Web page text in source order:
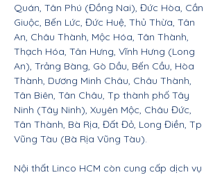
Quán, Tân Phú (Đồng Nai), Đức Hòa, Cần
Giuộc, Bến Lức, Đức Huệ, Thủ Thừa, Tân
An, Châu Thành, Mộc Hóa, Tân Thành,
Thạch Hóa, Tân Hưng, Vĩnh Hưng (Long
An), Trảng Bàng, Gò Dầu, Bến Cầu, Hòa
Thành, Dương Minh Châu, Châu Thành,
Tân Biên, Tân Châu, Tp thành phố Tây
Ninh (Tây Ninh), Xuyên Mộc, Châu Đức,
Tân Thành, Bà Rịa, Đất Đỏ, Long Điền, Tp
Vũng Tàu (Bà Rịa Vũng Tàu).
Nội thất Linco HCM còn cung cấp dịch vụ